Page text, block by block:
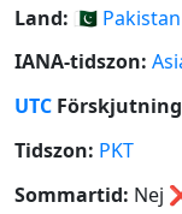
Land: 🇵🇰 Pakistan
IANA-tidszon:
UTC
Tidszon: PKT
Sommartid: Nej